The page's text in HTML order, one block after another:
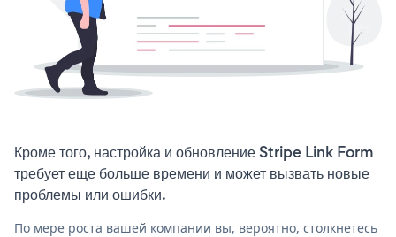
Кроме того, настройка и обновление Stripe Link Form
требует еще больше времени и может вызвать новые
проблемы или ошибки.
По мере роста вашей компании вы, вероятно, столкнетесь